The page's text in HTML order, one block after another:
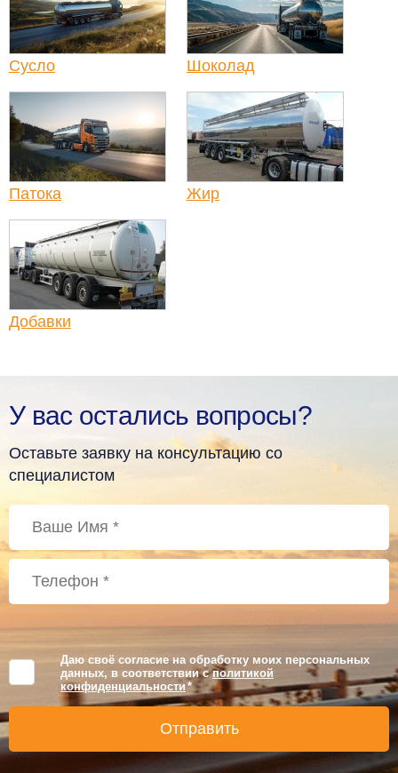
Сусло Шоколад
Патока Жир
Добавки
У вас остались вопросы?
Оставьте заявку на консультацию со
специалистом
Даю своё согласие на обработку моих персональных
данных, в соответствии сполитикой
конфиденциальности *